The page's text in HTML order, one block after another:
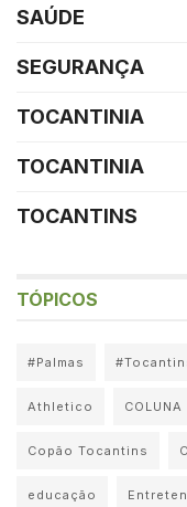
SAÚDE
SEGURANÇA
TOCANTINIA
TOCANTINIA
TOCANTINS
TÓPICOS
#Palmas
Athletico COLUNA
Copão Tocantins
educação